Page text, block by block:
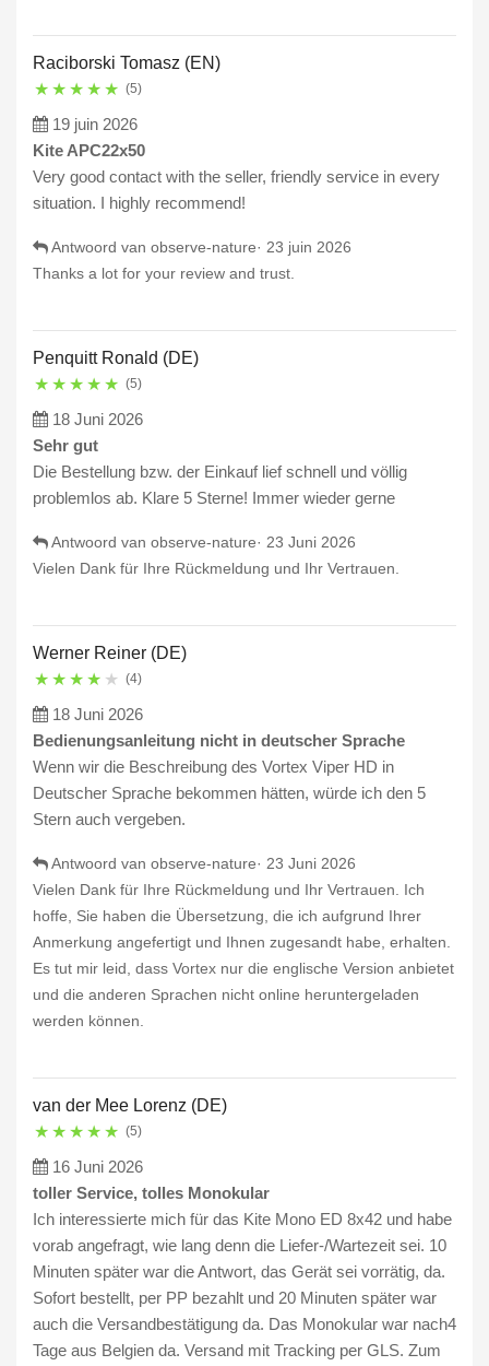
Raciborski Tomasz (EN)
★ ★ ★ ★ ★ (5)
19 juin 2026
Kite APC22x50
Very good contact with the seller, friendly service in every
situation. I highly recommend!
Antwoord van observe-nature· 23 juin 2026
Thanks a lot for your review and trust.
Penquitt Ronald (DE)
★ ★ ★ ★ ★ (5)
18 Juni 2026
Sehr gut
Die Bestellung bzw. der Einkauf lief schnell und völlig
problemlos ab. Klare 5 Sterne! Immer wieder gerne
Antwoord van observe-nature· 23 Juni 2026
Vielen Dank für Ihre Rückmeldung und Ihr Vertrauen.
Werner Reiner (DE)
★ ★ ★ ★ ★ (4)
18 Juni 2026
Bedienungsanleitung nicht in deutscher Sprache
Wenn wir die Beschreibung des Vortex Viper HD in
Deutscher Sprache bekommen hätten, würde ich den 5
Stern auch vergeben.
Antwoord van observe-nature· 23 Juni 2026
Vielen Dank für Ihre Rückmeldung und Ihr Vertrauen. Ich
hoffe, Sie haben die Übersetzung, die ich aufgrund Ihrer
Anmerkung angefertigt und Ihnen zugesandt habe, erhalten.
Es tut mir leid, dass Vortex nur die englische Version anbietet
und die anderen Sprachen nicht online heruntergeladen
werden können.
van der Mee Lorenz (DE)
★ ★ ★ ★ ★ (5)
16 Juni 2026
toller Service, tolles Monokular
Ich interessierte mich für das Kite Mono ED 8x42 und habe
vorab angefragt, wie lang denn die Liefer-/Wartezeit sei. 10
Minuten später war die Antwort, das Gerät sei vorrätig, da.
Sofort bestellt, per PP bezahlt und 20 Minuten später war
auch die Versandbestätigung da. Das Monokular war nach4
Tage aus Belgien da. Versand mit Tracking per GLS. Zum